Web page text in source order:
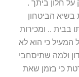
על חלון ביתך .
בשיא הביטחון
בבית .. ומכירות
המעיל כי הוא לא
ולמה שתיסחבי
כי בזמן שאת